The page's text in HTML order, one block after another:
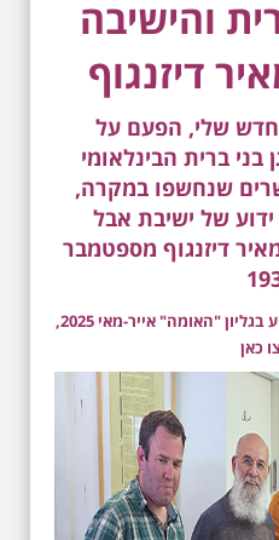
והישיבה
דיזנגוף
שלי, הפעם על
בני ברית הבינלאומי
שנחשפו במקרה,
של ישיבת אבל
דיזנגוף מספטמבר
את המאמר הנ"ל בגרסה שהופיע בגליון "האומה" אייר-מאי 2025,
כאן